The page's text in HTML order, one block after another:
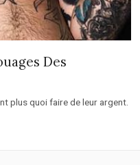
Des
plus quoi faire de leur argent.